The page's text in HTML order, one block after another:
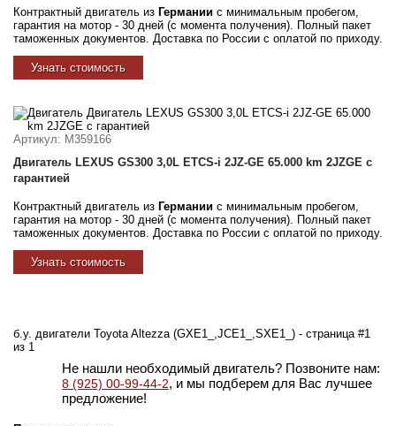
Контрактный двигатель из Германии с минимальным пробегом,
гарантия на мотор - 30 дней (с момента получения). Полный пакет
таможенных документов. Доставка по России с оплатой по приходу.
Узнать стоимость
Артикул: M359166
Двигатель LEXUS GS300 3,0L ETCS-i 2JZ-GE 65.000 km 2JZGE с
гарантией
Контрактный двигатель из Германии с минимальным пробегом,
гарантия на мотор - 30 дней (с момента получения). Полный пакет
таможенных документов. Доставка по России с оплатой по приходу.
Узнать стоимость
б.у. двигатели Toyota Altezza (GXE1_,JCE1_,SXE1_) - страница #1
из 1
Не нашли необходимый двигатель? Позвоните нам:
8 (925) 00-99-44-2, и мы подберем для Вас лучшее
предложение!